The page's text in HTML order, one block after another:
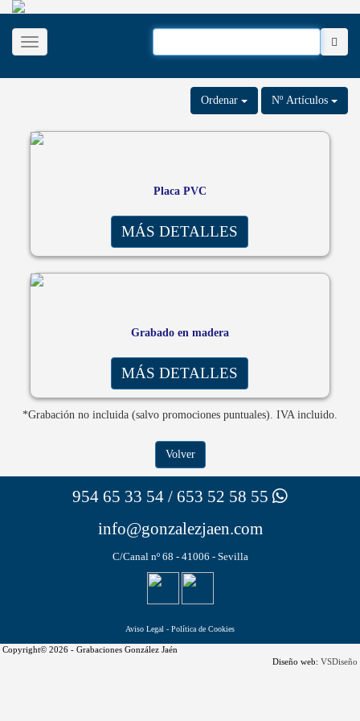
Desplegar navegación
Ordenar Nº Artículos
Placa PVC
MÁS DETALLES
Grabado en madera
MÁS DETALLES
*Grabación no incluida (salvo promociones puntuales). IVA incluido.
Volver
954 65 33 54 / 653 52 58 55
info@gonzalezjaen.com
C/Canal nº 68 - 41006 - Sevilla
Aviso Legal - Política de Cookies
Copyright© 2026 - Grabaciones González Jaén
Diseño web: VSDiseño